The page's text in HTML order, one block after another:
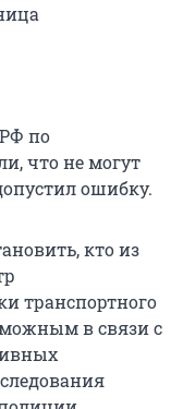
по
что не могут
ошибку.
кто из
транспортного
в связи с